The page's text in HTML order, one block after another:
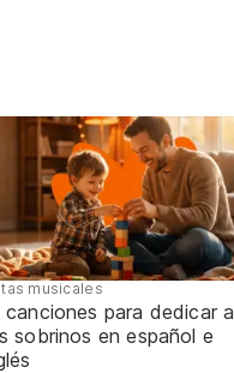
musicales
canciones para dedicar a
sobrinos en español e